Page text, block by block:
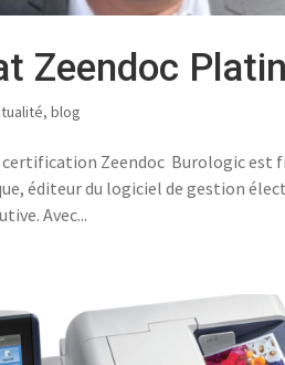
Zeendoc
,blog
certification Zeendoc Burologic
éditeur du logiciel de gestion
Avec...